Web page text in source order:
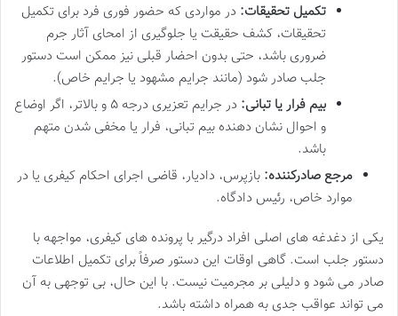
تکمیل تحقیقات: در مواردی که حضور فوری فرد برای تکمیل
تحقیقات، کشف حقیقت یا جلوگیری از امحای آثار جرم
ضروری باشد، حتی بدون احضار قبلی نیز ممکن است دستور
جلب صادر شود (مانند جرایم مشهود یا جرایم خاص).
بیم فرار یا تبانی:
در جرایم تعزیری درجه ۵ و بالاتر، اگر اوضاع
و احوال نشان دهنده بیم تبانی، فرار یا مخفی شدن متهم
باشد.
مرجع صادرکننده: بازپرس، دادیار، قاضی اجرای احکام کیفری یا در
موارد خاص، رئیس دادگاه.
یکی از دغدغه های اصلی افراد درگیر با پرونده های کیفری، مواجهه با
دستور جلب است. گاهی اوقات این دستور صرفاً برای تکمیل اطلاعات
صادر می شود و دلیلی بر مجرمیت نیست. با این حال، بی توجهی به آن
می تواند عواقب جدی به همراه داشته باشد.